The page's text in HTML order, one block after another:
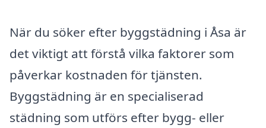
När du söker efter byggstädning i Åsa är
det viktigt att förstå vilka faktorer som
påverkar kostnaden för tjänsten.
Byggstädning är en specialiserad
städning som utförs efter bygg- eller